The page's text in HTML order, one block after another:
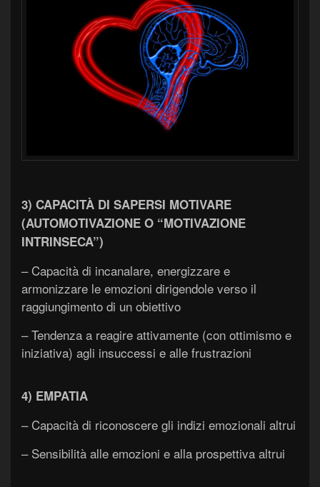
3) CAPACITÀ DI SAPERSI MOTIVARE
(AUTOMOTIVAZIONE O “MOTIVAZIONE
INTRINSECA”)
– Capacità di incanalare, energizzare e
armonizzare le emozioni dirigendole verso il
raggiungimento di un obiettivo
– Tendenza a reagire attivamente (con ottimismo e
iniziativa) agli insuccessi e alle frustrazioni
4) EMPATIA
– Capacità di riconoscere gli indizi emozionali altrui
– Sensibilità alle emozioni e alla prospettiva altrui